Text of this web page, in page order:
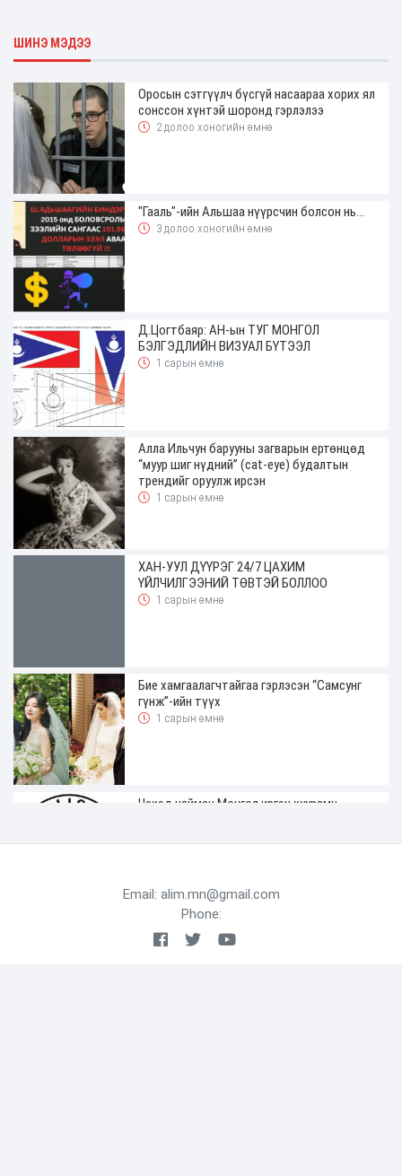
ШИНЭ МЭДЭЭ
Оросын сэтгүүлч бүсгүй насаараа хорих ял
сонссон хүнтэй шоронд гэрлэлээ
2 долоо хоногийн өмнө
"Гааль"-ийн Альшаа нүүрсчин болсон нь...
3 долоо хоногийн өмнө
Д.Цогтбаяр: АН-ын ТУГ МОНГОЛ
БЭЛГЭДЛИЙН ВИЗУАЛ БҮТЭЭЛ
1 сарын өмнө
Алла Ильчун барууны загварын ертөнцөд
“муур шиг нүдний” (cat-eye) будалтын
трендийг оруулж ирсэн
1 сарын өмнө
ХАН-УУЛ ДҮҮРЭГ 24/7 ЦАХИМ
ҮЙЛЧИЛГЭЭНИЙ ТӨВТЭЙ БОЛЛОО
1 сарын өмнө
Бие хамгаалагчтайгаа гэрлэсэн “Самсунг
гүнж”-ийн түүх
1 сарын өмнө
Чехэд найман Монгол иргэн хуурамч
ХАН-УУЛ ДҮҮРГИЙН ДЭРГЭДЭХ
БАЙГУУЛЛАГУУДЫН УДИРДАХ АЖИЛТНЫ
Email: alim.mn@gmail.com
Phone: